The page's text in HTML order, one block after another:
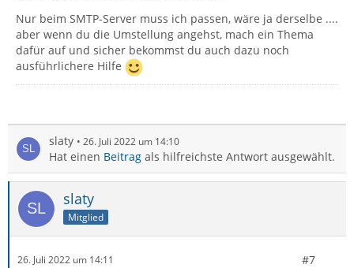
Nur beim SMTP-Server muss ich passen, wäre ja derselbe ....
aber wenn du die Umstellung angehst, mach ein Thema
dafür auf und sicher bekommst du auch dazu noch
ausführlichere Hilfe
slaty 26. Juli 2022 um 14:10
Hat einen Beitrag als hilfreichste Antwort ausgewählt.
slaty
Mitglied
26. Juli 2022 um 14:11 #7